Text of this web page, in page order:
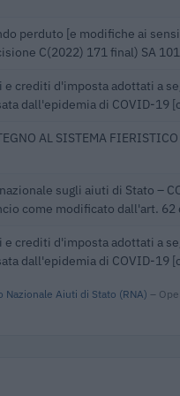
perduto [e modifiche ai
C(2022) 171 final) SA
e crediti d'imposta adottati a
dall'epidemia di COVID-19
AL SISTEMA
sugli aiuti di Stato –
come modificato dall'art. 62
e crediti d'imposta adottati a
dall'epidemia di COVID-19
Nazionale Aiuti di Stato (RNA) –